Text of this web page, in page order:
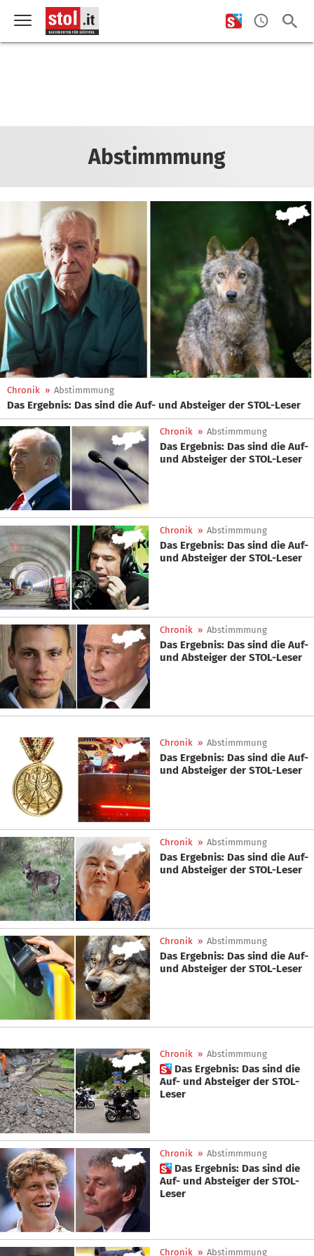
Abstimmmung
Chronik » Abstimmmung
Das Ergebnis: Das sind die Auf- und Absteiger der STOL-Leser
Chronik » Abstimmmung
Das Ergebnis: Das sind die Auf-
und Absteiger der STOL-Leser
Chronik » Abstimmmung
Das Ergebnis: Das sind die Auf-
und Absteiger der STOL-Leser
Chronik » Abstimmmung
Das Ergebnis: Das sind die Auf-
und Absteiger der STOL-Leser
Chronik » Abstimmmung
Das Ergebnis: Das sind die Auf-
und Absteiger der STOL-Leser
Chronik » Abstimmmung
Das Ergebnis: Das sind die Auf-
und Absteiger der STOL-Leser
Chronik » Abstimmmung
Das Ergebnis: Das sind die Auf-
und Absteiger der STOL-Leser
Chronik » Abstimmmung
 Das Ergebnis: Das sind die
Auf- und Absteiger der STOL-
Leser
Chronik » Abstimmmung
 Das Ergebnis: Das sind die
Auf- und Absteiger der STOL-
Leser
Chronik » Abstimmmung